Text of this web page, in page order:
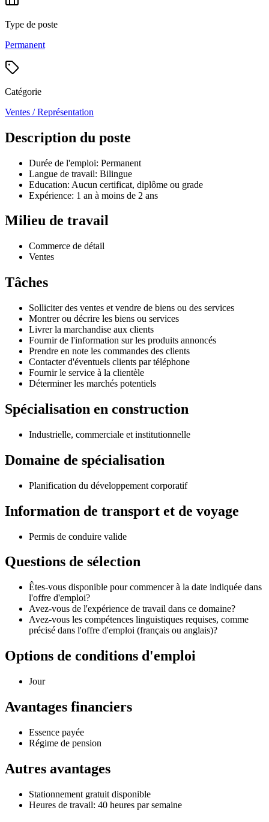
Type de poste
Permanent
Catégorie
Ventes / Représentation
Description du poste
Durée de l'emploi: Permanent
Langue de travail: Bilingue
Education: Aucun certificat, diplôme ou grade
Expérience: 1 an à moins de 2 ans
Milieu de travail
Commerce de détail
Ventes
Tâches
Solliciter des ventes et vendre de biens ou des services
Montrer ou décrire les biens ou services
Livrer la marchandise aux clients
Fournir de l'information sur les produits annoncés
Prendre en note les commandes des clients
Contacter d'éventuels clients par téléphone
Fournir le service à la clientèle
Déterminer les marchés potentiels
Spécialisation en construction
Industrielle, commerciale et institutionnelle
Domaine de spécialisation
Planification du développement corporatif
Information de transport et de voyage
Permis de conduire valide
Questions de sélection
Êtes-vous disponible pour commencer à la date indiquée dans
l'offre d'emploi?
Avez-vous de l'expérience de travail dans ce domaine?
Avez-vous les compétences linguistiques requises, comme
précisé dans l'offre d'emploi (français ou anglais)?
Options de conditions d'emploi
Jour
Avantages financiers
Essence payée
Régime de pension
Autres avantages
Stationnement gratuit disponible
Heures de travail: 40 heures par semaine